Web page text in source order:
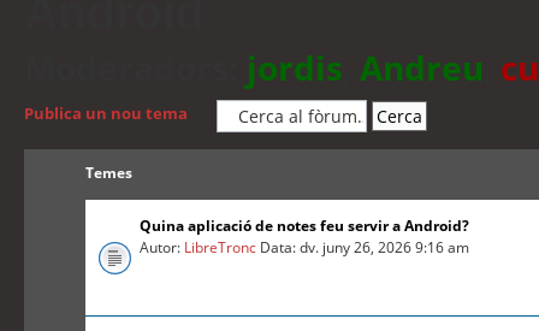
jordis Andreu
Publica un nou tema
Temes
Quina aplicació de notes feu servir a Android?
Autor: LibreTronc Data: dv. juny 26, 2026 9:16 am